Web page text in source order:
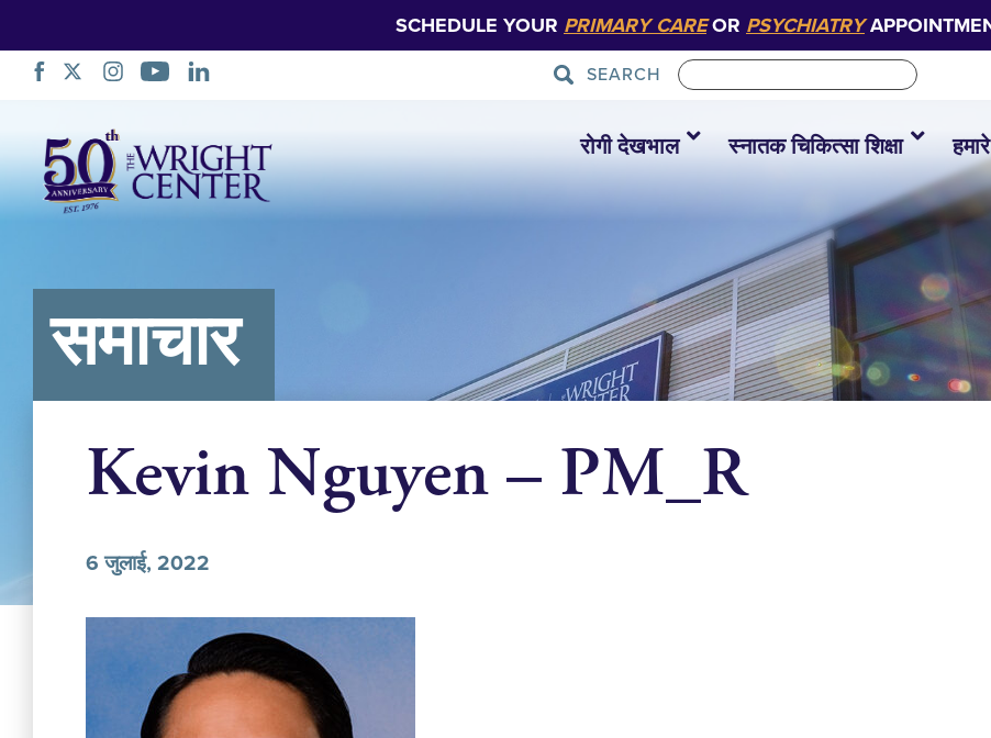
SCHEDULE YOUR PRIMARY CAREOR PSYCHIATRY
SEARCH
छोड़ें
रोगी देखभाल स्नातक चिकित्सा शिक्षा
समाचार
Kevin Nguyen – PM_R
6 जुलाई, 2022